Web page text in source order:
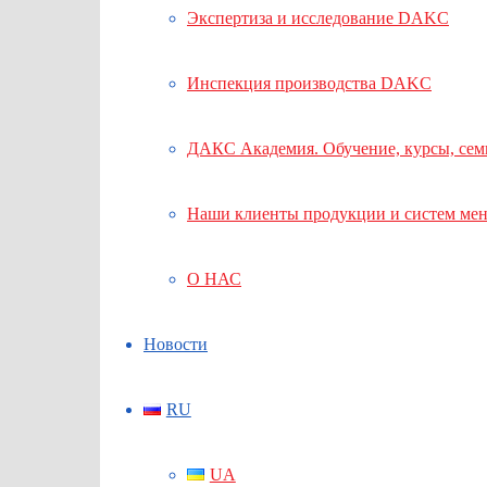
Экспертиза и исследование DAKC
Инспекция производства DAKC
ДАКС Академия. Обучение, курсы,
Наши клиенты продукции и систем
О НАС
Новости
RU
UA